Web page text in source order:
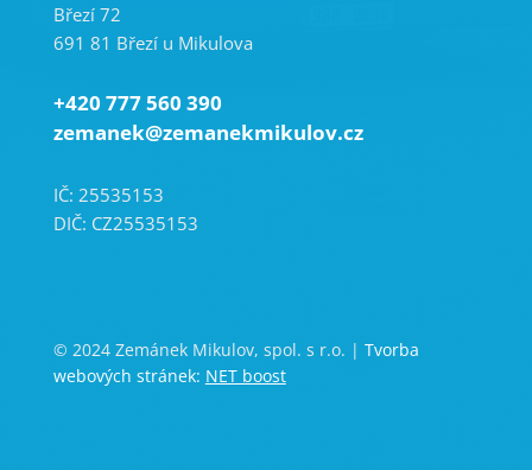
Březí 72
691 81 Březí u Mikulova
+420 777 560 390
zemanek@zemanekmikulov.cz
IČ: 25535153
DIČ: CZ25535153
© 2024 Zemánek Mikulov, spol. s r.o. | Tvorba
webových stránek: NET boost